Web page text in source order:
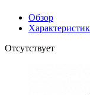
Обзор
Отсутствует